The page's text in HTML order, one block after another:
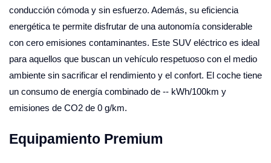
conducción cómoda y sin esfuerzo. Además, su eficiencia
energética te permite disfrutar de una autonomía considerable
con cero emisiones contaminantes. Este SUV eléctrico es ideal
para aquellos que buscan un vehículo respetuoso con el medio
ambiente sin sacrificar el rendimiento y el confort. El coche tiene
un consumo de energía combinado de -- kWh/100km y
emisiones de CO2 de 0 g/km.
Equipamiento Premium